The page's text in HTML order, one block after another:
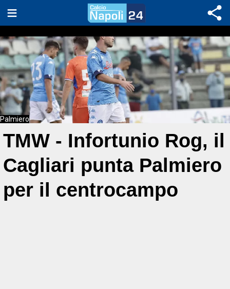
Palmiero
TMW - Infortunio Rog, il
Cagliari punta Palmiero
per il centrocampo